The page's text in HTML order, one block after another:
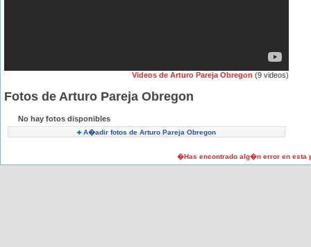
Videos de Arturo Pareja Obregon (9 videos)
Fotos de Arturo Pareja Obregon
No hay fotos disponibles
A�adir fotos de Arturo Pareja Obregon
�Has encontrado alg�n error en esta